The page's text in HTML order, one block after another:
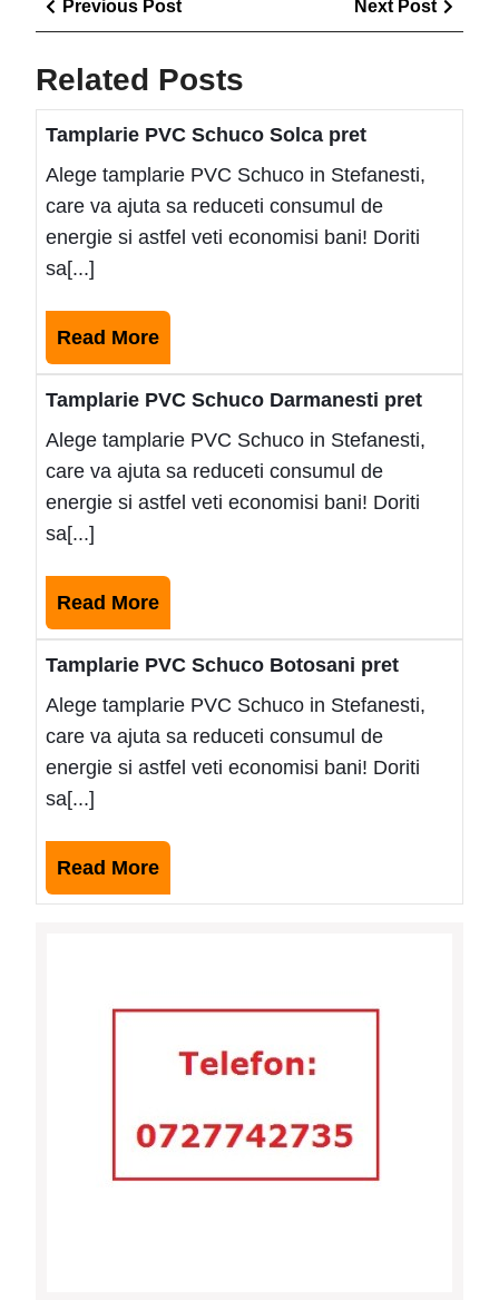
în
articole
Previous PostPrevious
Post
Next Post
Post
Related Posts
Tamplarie PVC Schuco Solca pret
Alege tamplarie PVC Schuco in Stefanesti,
care va ajuta sa reduceti consumul de
energie si astfel veti economisi bani! Doriti
sa[...]
Read MoreRead
More
Tamplarie PVC Schuco Darmanesti pret
Alege tamplarie PVC Schuco in Stefanesti,
care va ajuta sa reduceti consumul de
energie si astfel veti economisi bani! Doriti
sa[...]
Read MoreRead
More
Tamplarie PVC Schuco Botosani pret
Alege tamplarie PVC Schuco in Stefanesti,
care va ajuta sa reduceti consumul de
energie si astfel veti economisi bani! Doriti
sa[...]
Read MoreRead
More